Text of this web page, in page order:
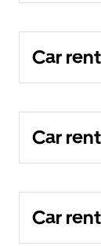
Car
Car
Car